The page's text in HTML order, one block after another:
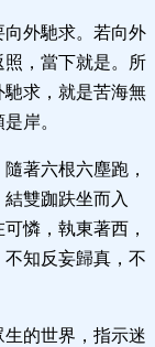
外馳求。若向外
，當下就是。所
求，就是苦海無
岸。
著六根六塵跑，
雙跏趺坐而入
憐，執東著西，
知反妄歸真，不
的世界，指示迷